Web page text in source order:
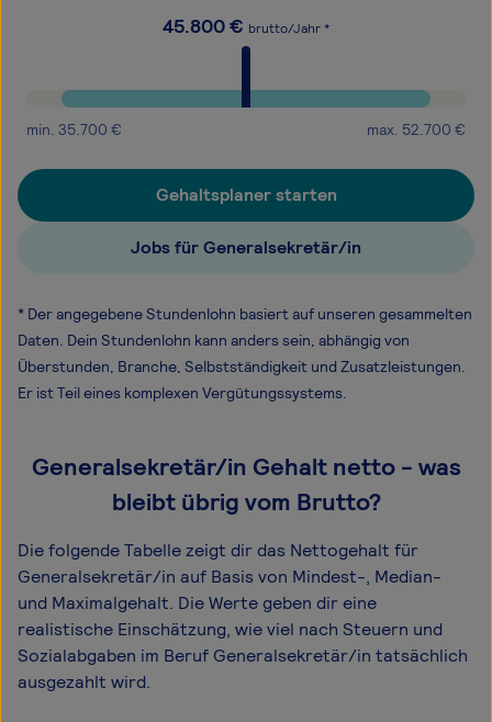
45.800€ brutto/Jahr *
min. 35.700 € max. 52.700 €
Gehaltsplaner starten
Jobs für Generalsekretär/in
* Der angegebene Stundenlohn basiert auf unseren gesammelten
Daten. Dein Stundenlohn kann anders sein, abhängig von
Überstunden, Branche, Selbstständigkeit und Zusatzleistungen.
Er ist Teil eines komplexen Vergütungssystems.
Generalsekretär/in Gehalt netto - was
bleibt übrig vom Brutto?
Die folgende Tabelle zeigt dir das Netto­gehalt für
Generalsekretär/in auf Basis von Mindest-, Median-
und Maximal­gehalt. Die Werte geben dir eine
realistische Einschätzung, wie viel nach Steuern und
Sozialabgaben im Beruf Generalsekretär/in tatsächlich
ausgezahlt wird.